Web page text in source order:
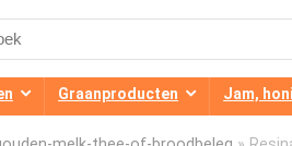
Graanproducten Jam,